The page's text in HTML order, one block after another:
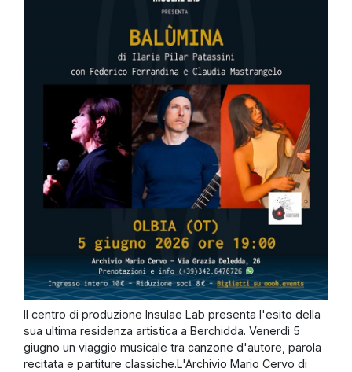
Il centro di produzione Insulae Lab presenta l'esito della
sua ultima residenza artistica a Berchidda. Venerdì 5
giugno un viaggio musicale tra canzone d'autore, parola
recitata e partiture classiche.L'Archivio Mario Cervo di